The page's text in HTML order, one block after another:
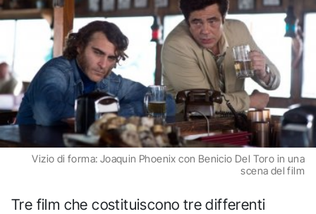
Vizio di forma: Joaquin Phoenix con Benicio Del Toro in una
scena del film
Tre film che costituiscono tre differenti